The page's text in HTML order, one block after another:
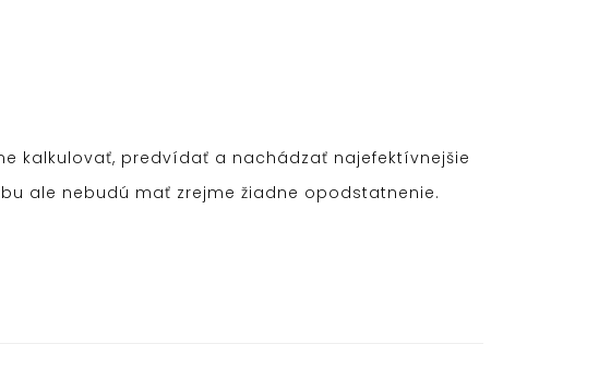
kalkulovať, predvídať a nachádzať najefektívnejšie
ale nebudú mať zrejme žiadne opodstatnenie.